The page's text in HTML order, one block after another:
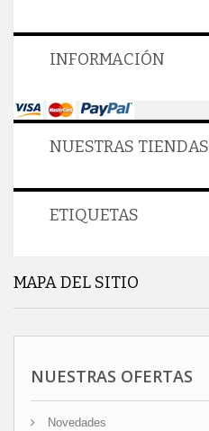
INFORMACIÓN
NUESTRAS TIENDAS
ETIQUETAS
MAPA DEL SITIO
NUESTRAS OFERTAS
Novedades